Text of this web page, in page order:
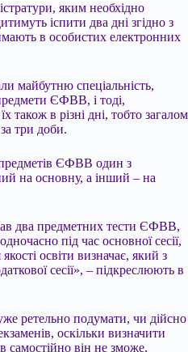
яким необхідно
іспити два дні згідно з
в особистих електронних
майбутню спеціальність,
ЄФВВ, і тоді,
також в різні дні, тобто загалом
три доби.
ЄФВВ один з
на основну, а інший – на
два предметних тести ЄФВВ,
під час основної сесії,
освіти визначає, який з
сесії», – підкреслюють в
ретельно подумати, чи дійсно
оскільки визначити
самостійно він не зможе,